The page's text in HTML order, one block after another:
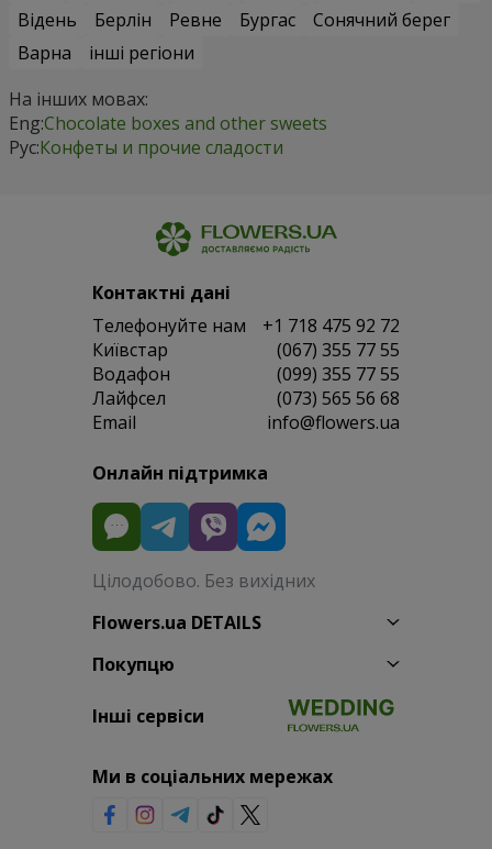
Відень
Берлін Ревне Бургас
Сонячний берег
Варна
інші регіони
На інших мовах:
Eng:Chocolate boxes and other sweets
Рус:Конфеты и прочие сладости
Контактні дані
Телефонуйте нам
+1 718 475 92 72
Київстар
(067) 355 77 55
Водафон
(099) 355 77 55
Лайфсел
(073) 565 56 68
Email
info@flowers.ua
Онлайн підтримка
Цілодобово. Без вихідних
Flowers.ua DETAILS
Покупцю
Інші сервіси
Ми в соціальних мережах